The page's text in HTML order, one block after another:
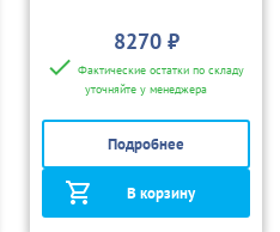
8270 ₽
Фактические остатки по складу
уточняйте у менеджера
Подробнее
В корзину